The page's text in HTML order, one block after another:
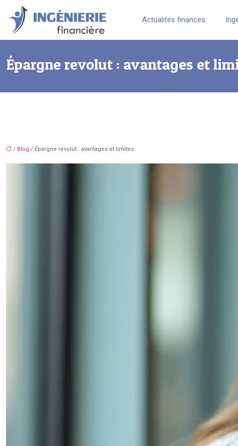
Actualités finances
Épargne revolut : avantages et
/ Blog / Épargne revolut : avantages et limites